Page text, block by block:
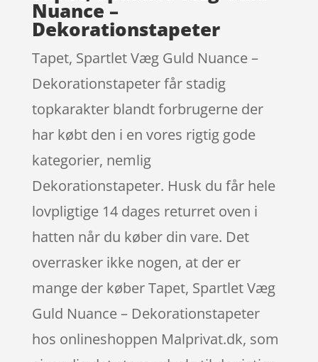
Nuance –
Dekorationstapeter
Tapet, Spartlet Væg Guld Nuance –
Dekorationstapeter får stadig
topkarakter blandt forbrugerne der
har købt den i en vores rigtig gode
kategorier, nemlig
Dekorationstapeter. Husk du får hele
lovpligtige 14 dages returret oven i
hatten når du køber din vare. Det
overrasker ikke nogen, at der er
mange der køber Tapet, Spartlet Væg
Guld Nuance – Dekorationstapeter
hos onlineshoppen Malprivat.dk, som